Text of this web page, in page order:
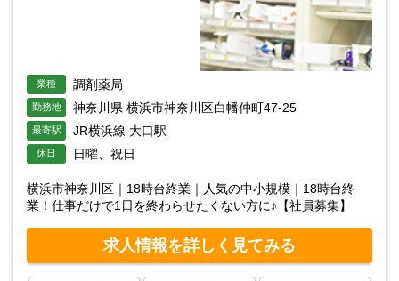
業種 調剤薬局
勤務地 神奈川県 横浜市神奈川区白幡仲町47-25
最寄駅 JR横浜線 大口駅
休日 日曜、祝日
横浜市神奈川区｜18時台終業｜人気の中小規模｜18時台終
業！仕事だけで1日を終わらせたくない方に♪【社員募集】
求人情報を詳しく見てみる